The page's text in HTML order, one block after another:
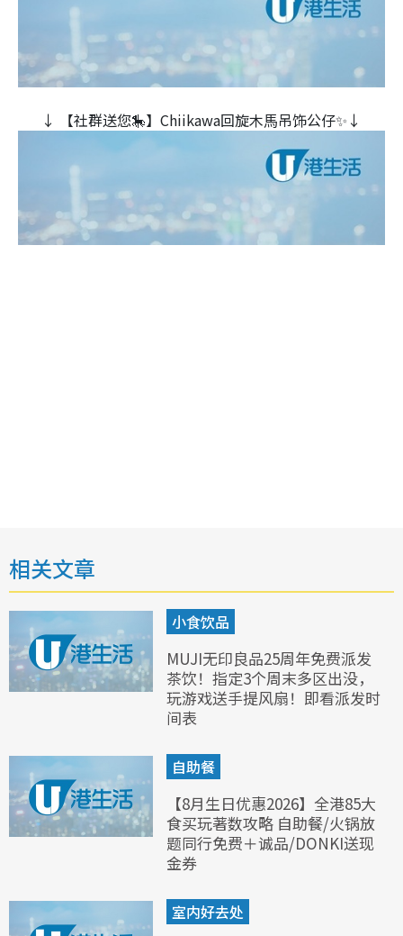
↓ 【社群送您🎠】Chiikawa回旋木⾺吊饰公仔✨↓
相关文章
小食饮品
MUJI无印良品25周年免费派发
茶饮！指定3个周末多区出没，
玩游戏送手提风扇！即看派发时
间表
自助餐
【8月生日优惠2026】全港85大
食买玩著数攻略 自助餐/火锅放
题同行免费＋诚品/DONKI送现
金券
室内好去处